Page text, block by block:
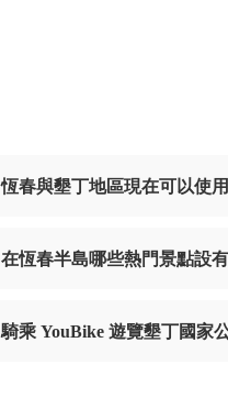
恆春與墾丁地區現在可以使
在恆春半島哪些熱門景點設
騎乘 YouBike 遊覽墾丁國家